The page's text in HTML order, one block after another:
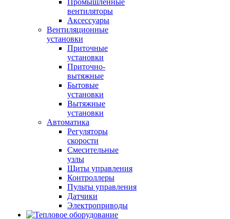
Промышленные
вентиляторы
Аксессуары
Вентиляционные
установки
Приточные
установки
Приточно-
вытяжные
Бытовые
установки
Вытяжные
установки
Автоматика
Регуляторы
скорости
Смесительные
узлы
Щиты управления
Контроллеры
Пульты управления
Датчики
Электроприводы